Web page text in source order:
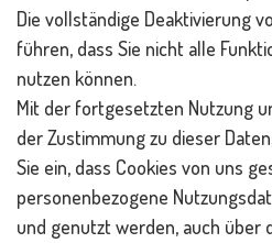
Die vollständige Deaktivierung
führen, dass Sie nicht alle
nutzen können.
Mit der fortgesetzten Nutzung
der Zustimmung zu dieser
Sie ein, dass Cookies von uns
personenbezogene
und genutzt werden, auch über